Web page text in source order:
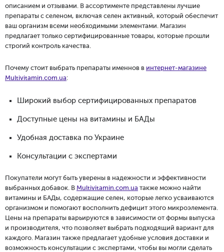
описанием и отзывами. В ассортименте представлены лучшие
препараты с селеном, включая селен активный, который обеспечит
ваш организм всеми необходимыми элементами. Магазин
предлагает только сертифицированные товары, которые прошли
строгий контроль качества.
Почему стоит выбрать препараты именнов в интернет-магазине
Multivitamin.com.ua:
Широкий выбор сертифицированных препаратов
Доступные цены на витамины и БАДы
Удобная доставка по Украине
Консультации с экспертами
Покупатели могут быть уверены в надежности и эффективности
выбранных добавок. В Multivitamin.com.ua также можно найти
витамины и БАДы, содержащие селен, которые легко усваиваются
организмом и помогают восполнить дефицит этого микроэлемента.
Цены на препараты варьируются в зависимости от формы выпуска
и производителя, что позволяет выбрать подходящий вариант для
каждого. Магазин также предлагает удобные условия доставки и
возможность консультации с экспертами, чтобы вы могли сделать